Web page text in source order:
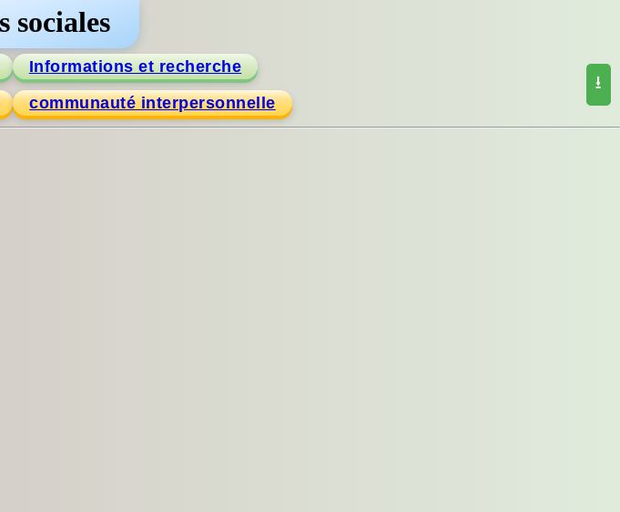
⭳
sociales
Informations et recherche
communauté interpersonnelle